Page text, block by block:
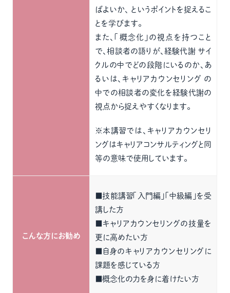
ばよいか、 というポイントを捉えるこ
とを学びます。
また、「概念化」の視点を持つこと
で、相談者の語りが、経験代謝 サイ
クルの中でどの段階にいるのか、あ
るいは、キャリアカウンセリング の
中での相談者の変化を経験代謝の
視点から捉えやすくなります。
※本講習では、キャリアカウンセリ
ングはキャリアコンサルティングと同
等の意味で使用しています。
こんな方にお勧め
■技能講習「入門編」「中級編」を受
講した方
■キャリアカウンセリングの技量を
更に高めたい方
■自身のキャリアカウンセリングに
課題を感じている方
■概念化の力を身に着けたい方